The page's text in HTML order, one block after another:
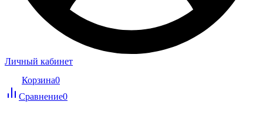
Личный кабинет
Корзина0
Сравнение0